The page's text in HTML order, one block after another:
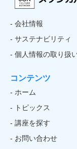
- 会社情報
- サステナビリティ
- 個人情報の取り扱
コンテンツ
- ホーム
- トピックス
- 講座を探す
- お問い合わせ